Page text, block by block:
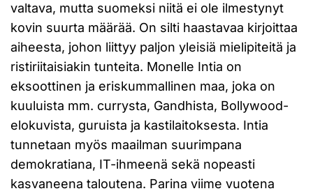
valtava, mutta suomeksi niitä ei ole ilmestynyt
kovin suurta määrää. On silti haastavaa kirjoittaa
aiheesta, johon liittyy paljon yleisiä mielipiteitä ja
ristiriitaisiakin tunteita. Monelle Intia on
eksoottinen ja eriskummallinen maa, joka on
kuuluista mm. currysta, Gandhista, Bollywood-
elokuvista, guruista ja kastilaitoksesta. Intia
tunnetaan myös maailman suurimpana
demokratiana, IT-ihmeenä sekä nopeasti
kasvaneena taloutena. Parina viime vuotena